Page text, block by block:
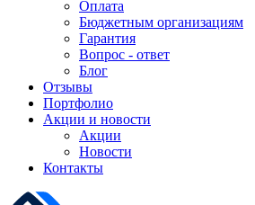
Оплата
Бюджетным организациям
Гарантия
Вопрос - ответ
Блог
Отзывы
Портфолио
Акции и новости
Акции
Новости
Контакты